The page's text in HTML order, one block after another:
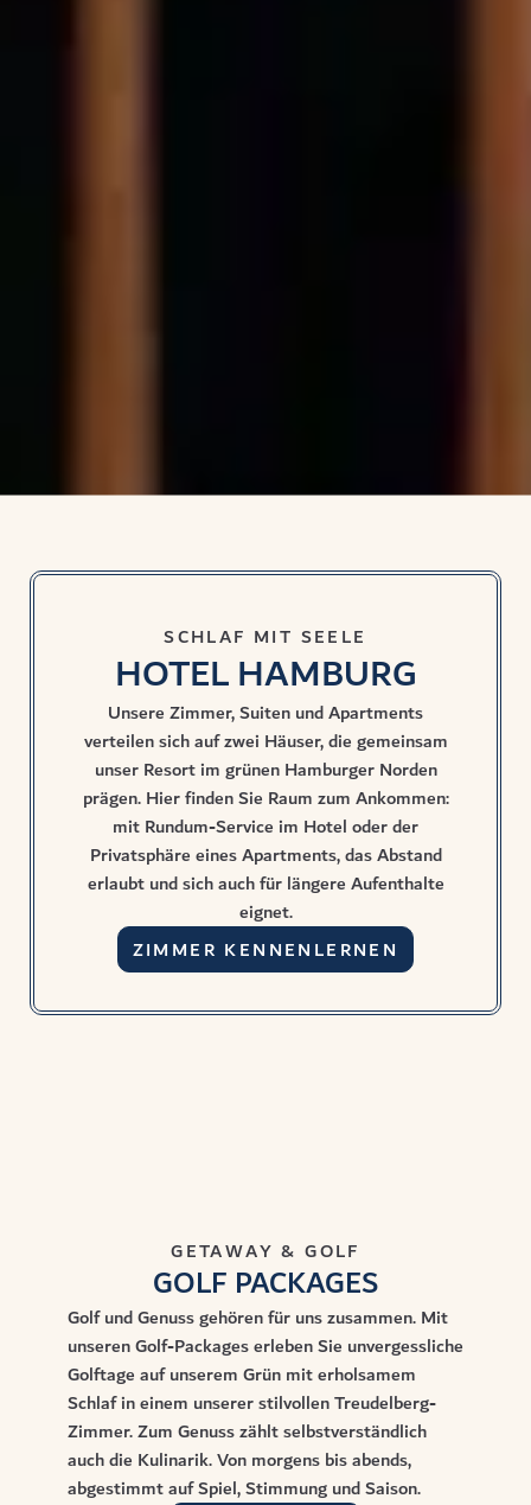
SCHLAF MIT SEELE
HOTEL HAMBURG
Unsere Zimmer, Suiten und Apartments
verteilen sich auf zwei Häuser, die gemeinsam
unser Resort im grünen Hamburger Norden
prägen. Hier finden Sie Raum zum Ankommen:
mit Rundum-Service im Hotel oder der
Privatsphäre eines Apartments, das Abstand
erlaubt und sich auch für längere Aufenthalte
eignet.
ZIMMER KENNENLERNEN
GETAWAY & GOLF
GOLF PACKAGES
Golf und Genuss gehören für uns zusammen. Mit
unseren Golf-Packages erleben Sie unvergessliche
Golftage auf unserem Grün mit erholsamem
Schlaf in einem unserer stilvollen Treudelberg-
Zimmer. Zum Genuss zählt selbstverständlich
auch die Kulinarik. Von morgens bis abends,
abgestimmt auf Spiel, Stimmung und Saison.